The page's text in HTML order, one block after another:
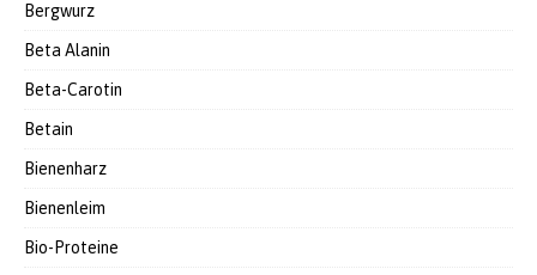
Bergwurz
Beta Alanin
Beta-Carotin
Betain
Bienenharz
Bienenleim
Bio-Proteine